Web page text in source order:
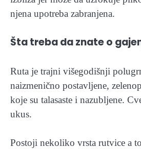
njena upotreba zabranjena.
Šta treba da znate o
Ruta je trajni višegodišnji
naizmenično postavljene,
koje su talasaste i nazubljene.
ukus.
Postoji nekoliko vrsta rutvice a